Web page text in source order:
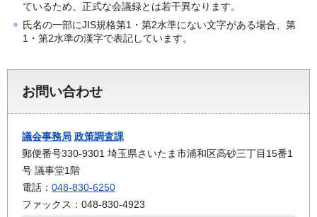
ているため、正式な会議録とは若干異なります。
氏名の一部にJIS規格第1・第2水準にない文字がある場合、第
1・第2水準の漢字で表記しています。
お問い合わせ
議会事務局 政策調査課
郵便番号330-9301 埼玉県さいたま市浦和区高砂三丁目15番1
号 議事堂1階
電話： 048-830-6250
ファックス：048-830-4923